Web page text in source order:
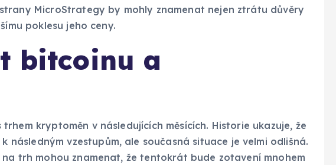
MicroStrategy by mohly znamenat nejen ztrátu důvěry
poklesu jeho ceny.
bitcoinu a
kryptoměn v následujících měsících. Historie ukazuje, že
vzestupům, ale současná situace je velmi odlišná.
trh mohou znamenat, že tentokrát bude zotavení mnohem